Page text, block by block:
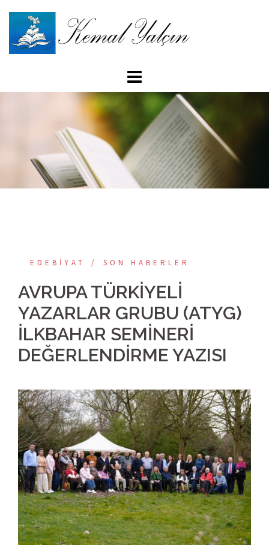
EDEBIYAT SON HABERLER
AVRUPA TÜRKİYELİ
YAZARLAR GRUBU (ATYG)
İLKBAHAR SEMİNERİ
DEĞERLENDİRME YAZISI